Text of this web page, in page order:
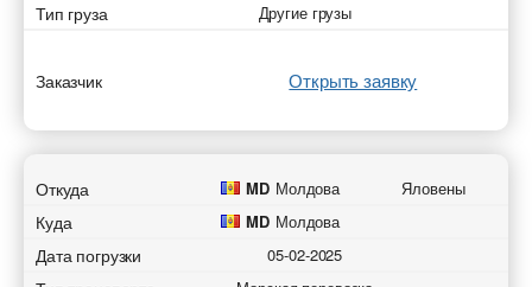
Тип груза Другие грузы
Заказчик Открыть заявку
Откуда MD Молдова Яловены
Куда MD Молдова
Дата погрузки 05-02-2025